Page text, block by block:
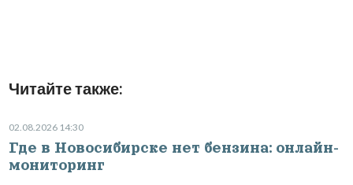
Читайте также:
02.08.2026 14:30
Где в Новосибирске нет бензина: онлайн-
мониторинг